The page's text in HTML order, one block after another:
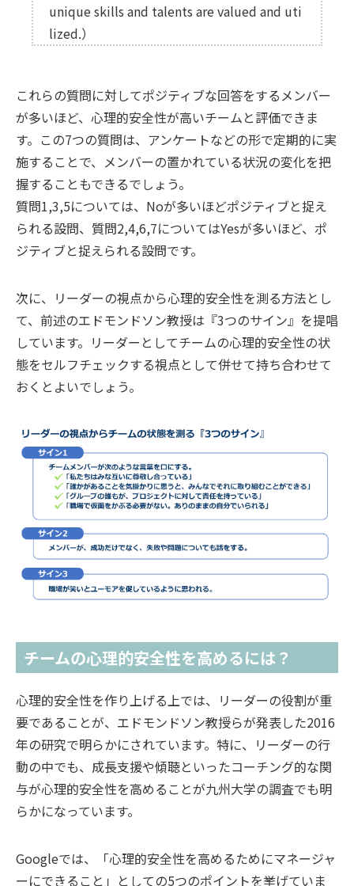
unique skills and talents are valued and uti
lized.）
これらの質問に対してポジティブな回答をするメンバー
が多いほど、心理的安全性が高いチームと評価できま
す。この7つの質問は、アンケートなどの形で定期的に実
施することで、メンバーの置かれている状況の変化を把
握することもできるでしょう。
質問1,3,5については、Noが多いほどポジティブと捉え
られる設問、質問2,4,6,7についてはYesが多いほど、ポ
ジティブと捉えられる設問です。
次に、リーダーの視点から心理的安全性を測る方法とし
て、前述のエドモンドソン教授は『3つのサイン』を提唱
しています。リーダーとしてチームの心理的安全性の状
態をセルフチェックする視点として併せて持ち合わせて
おくとよいでしょう。
チームの心理的安全性を高めるには？
心理的安全性を作り上げる上では、リーダーの役割が重
要であることが、エドモンドソン教授らが発表した2016
年の研究で明らかにされています。特に、リーダーの行
動の中でも、成長支援や傾聴といったコーチング的な関
与が心理的安全性を高めることが九州大学の調査でも明
らかになっています。
Googleでは、「心理的安全性を高めるためにマネージャ
ーにできること」としての5つのポイントを挙げていま